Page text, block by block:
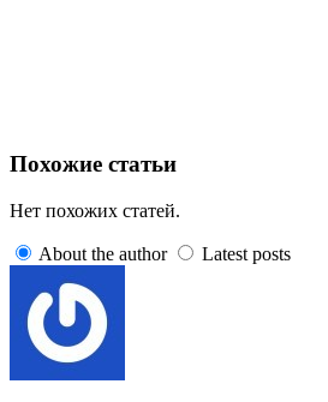
Похожие статьи
Нет похожих статей.
About the author Latest posts